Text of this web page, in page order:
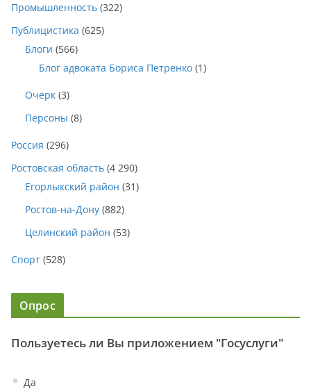
Промышленность (322)
Публицистика (625)
Блоги (566)
Блог адвоката Бориса Петренко (1)
Очерк (3)
Персоны (8)
Россия (296)
Ростовская область (4 290)
Егорлыкский район (31)
Ростов-на-Дону (882)
Целинский район (53)
Спорт (528)
Опрос
Пользуетесь ли Вы приложением "Госуслуги"
Да